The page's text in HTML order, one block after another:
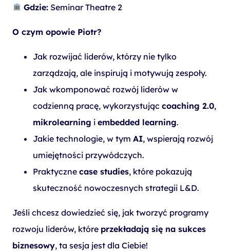
Gdzie: Seminar Theatre 2
O czym opowie Piotr?
Jak rozwijać liderów, którzy nie tylko
zarządzają, ale inspirują i motywują zespoły.
Jak wkomponować rozwój liderów w
codzienną pracę, wykorzystując coaching 2.0,
mikrolearning i embedded learning.
Jakie technologie, w tym AI, wspierają rozwój
umiejętności przywódczych.
Praktyczne case studies, które pokazują
skuteczność nowoczesnych strategii L&D.
Jeśli chcesz dowiedzieć się, jak tworzyć programy
rozwoju liderów, które przekładają się na sukces
biznesowy, ta sesja jest dla Ciebie!